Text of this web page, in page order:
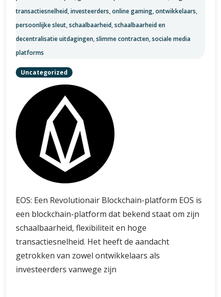
transactiesnelheid,investeerders,online gaming,ontwikkelaars,
persoonlijke sleut,schaalbaarheid,schaalbaarheid en
decentralisatie uitdagingen,slimme contracten,sociale media
platforms
Uncategorized
EOS: Een Revolutionair Blockchain-platform EOS is
een blockchain-platform dat bekend staat om zijn
schaalbaarheid, flexibiliteit en hoge
transactiesnelheid. Het heeft de aandacht
getrokken van zowel ontwikkelaars als
investeerders vanwege zijn